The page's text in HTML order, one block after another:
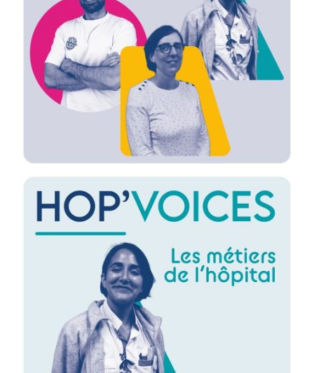
Image